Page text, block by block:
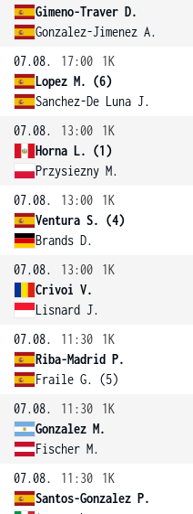
Gimeno-Traver D.
Gonzalez-Jimenez A.
07.08.
17:00
1K
Lopez M. (6)
Sanchez-De Luna J.
07.08.
13:00
1K
Horna L. (1)
Przysiezny M.
07.08.
13:00
1K
Ventura S. (4)
Brands D.
07.08.
13:00
1K
Crivoi V.
Lisnard J.
07.08.
11:30
1K
Riba-Madrid P.
Fraile G. (5)
07.08.
11:30
1K
Gonzalez M.
Fischer M.
07.08.
11:30
1K
Santos-Gonzalez P.